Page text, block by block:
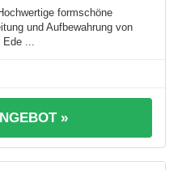
formschöne
und Aufbewahrung von
Ede ...
»